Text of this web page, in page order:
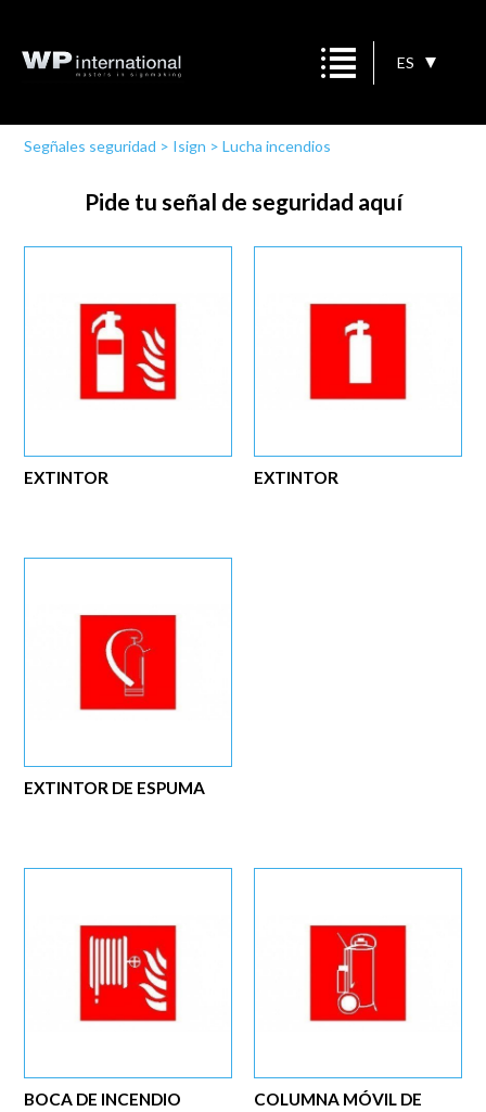
ES
Segñales seguridad > Isign >Lucha incendios
Pide tu señal de seguridad aquí
EXTINTOR EXTINTOR
EXTINTOR DE ESPUMA
COLUMNA MÓVIL DE
BOCA DE INCENDIO